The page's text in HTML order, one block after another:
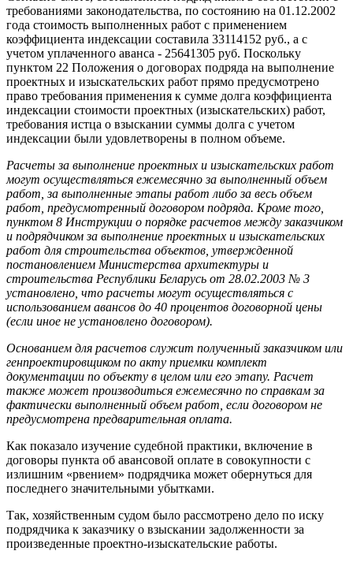
требованиями законодательства, по состоянию на 01.12.2002
года стоимость выполненных работ с применением
коэффициента индексации составила 33114152 руб., а с
учетом уплаченного аванса - 25641305 руб. Поскольку
пунктом 22 Положения о договорах подряда на выполнение
проектных и изыскательских работ прямо предусмотрено
право требования применения к сумме долга коэффициента
индексации стоимости проектных (изыскательских) работ,
требования истца о взыскании суммы долга с учетом
индексации были удовлетворены в полном объеме.
Расчеты за выполнение проектных и изыскательских работ
могут осуществляться ежемесячно за выполненный объем
работ, за выполненные этапы работ либо за весь объем
работ, предусмотренный договором подряда. Кроме того,
пунктом 8 Инструкции о порядке расчетов между заказчиком
и подрядчиком за выполнение проектных и изыскательских
работ для строительства объектов, утвержденной
постановлением Министерства архитектуры и
строительства Республики Беларусь от 28.02.2003 № 3
установлено, что расчеты могут осуществляться с
использованием авансов до 40 процентов договорной цены
(если иное не установлено договором).
Основанием для расчетов служит полученный заказчиком или
генпроектировщиком по акту приемки комплект
документации по объекту в целом или его этапу. Расчет
также может производиться ежемесячно по справкам за
фактически выполненный объем работ, если договором не
предусмотрена предварительная оплата.
Как показало изучение судебной практики, включение в
договоры пункта об авансовой оплате в совокупности с
излишним «рвением» подрядчика может обернуться для
последнего значительными убытками.
Так, хозяйственным судом было рассмотрено дело по иску
подрядчика к заказчику о взыскании задолженности за
произведенные проектно-изыскательские работы.